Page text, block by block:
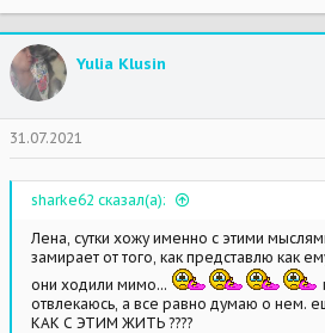
поражение... что, собственно, и
сильнейшее отравление дымом (он мог
резины или пластика) и адский болевой
этим он там сутки лежал в мокрой
Это был буквально ад!!! Тот самый, про
сутки... !!!!
Да, пожар - это бедствие, да, все в
даже сам факт проишествия - это
a
c
t
o
s
:
Yulia Klusin
31.07.2021
sharke62 сказал(а):
Лена, сутки хожу именно с этими
замирает от того, как представлю как
они ходили мимо...
отвлекаюсь, а все равно думаю о нем.
КАК С ЭТИМ ЖИТЬ ????